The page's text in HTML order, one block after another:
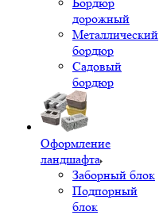
дорожный
Металлический
бордюр
Садовый
бордюр
Оформление
ландшафта
Заборный блок
Подпорный
блок